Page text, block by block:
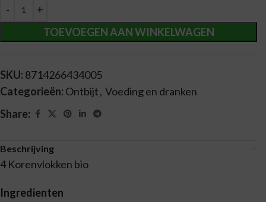
TOEVOEGEN AAN WINKELWAGEN
Alternative:
SKU: 8714266434005
Categorieën: Ontbijt, Voeding en dranken
Share:
Beschrijving
4 Korenvlokken bio
Ingredienten